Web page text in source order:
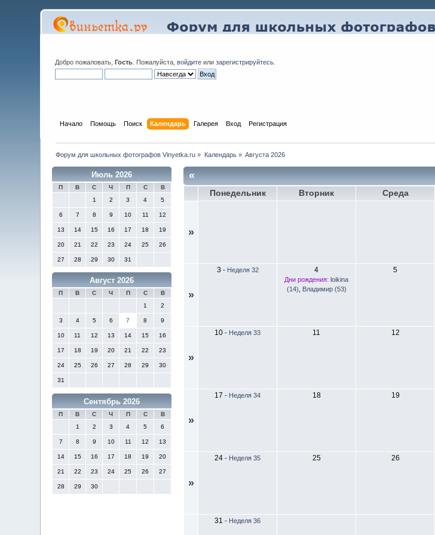
Добро пожаловать,Гость . Пожалуйста,войдите илизарегистрируйтесь
Начало Помощь Поиск Календарь Галерея Вход Регистрация
Форум для школьных фотографов Vinyetka.ru » Календарь» Августа 2026
Июль 2026
П В С Ч П С
В
1
2 3 4 5
6 7 8 9 10 11 12
13 14 15 16 17 18 19
20 21 22 23 24 25 26
27 28 29 30 31
Август 2026
П В С Ч П С
В
1
2
3 4 5 6 7 8 9
10 11 12 13 14 15 16
17 18 19 20 21 22 23
24 25 26 27 28 29 30
31
Сентябрь 2026
П В С Ч П С
В
1
2 3 4 5 6
7 8 9 10 11 12 13
14 15 16 17 18 19 20
21 22 23 24 25 26 27
28 29 30
«
Понедельник Вторник Среда
»
»
3 - Неделя 32 4
Дни рождения: loikina
(14)
Владимир (53)
5
»
10 - Неделя 33 11 12
»
17 - Неделя 34 18 19
»
24 - Неделя 35 25 26
31 - Неделя 36